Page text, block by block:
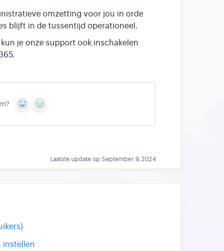
omzetting voor jou in orde
blijft in de tussentijd operationeel.
je onze support ook inschakelen
Y
s
N
Laatste update op September 9, 2024
instellen